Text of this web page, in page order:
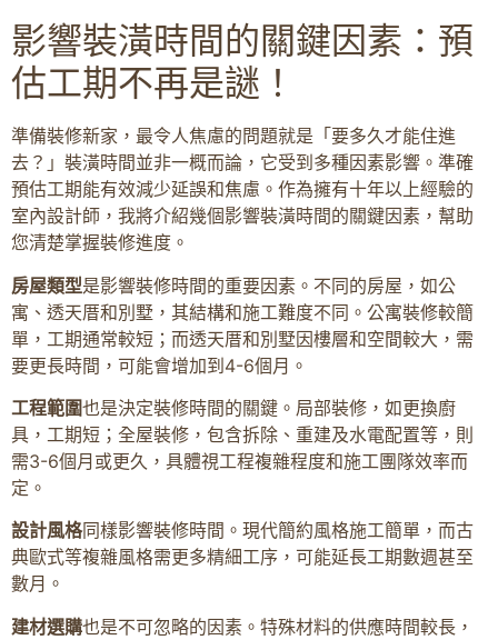
影響裝潢時間的關鍵因素：預
估工期不再是謎！
準備裝修新家，最令人焦慮的問題就是「要多久才能住進
去？」裝潢時間並非一概而論，它受到多種因素影響。準確
預估工期能有效減少延誤和焦慮。作為擁有十年以上經驗的
室內設計師，我將介紹幾個影響裝潢時間的關鍵因素，幫助
您清楚掌握裝修進度。
房屋類型是影響裝修時間的重要因素。不同的房屋，如公
寓、透天厝和別墅，其結構和施工難度不同。公寓裝修較簡
單，工期通常較短；而透天厝和別墅因樓層和空間較大，需
要更長時間，可能會增加到4-6個月。
工程範圍也是決定裝修時間的關鍵。局部裝修，如更換廚
具，工期短；全屋裝修，包含拆除、重建及水電配置等，則
需3-6個月或更久，具體視工程複雜程度和施工團隊效率而
定。
設計風格同樣影響裝修時間。現代簡約風格施工簡單，而古
典歐式等複雜風格需更多精細工序，可能延長工期數週甚至
數月。
建材選購也是不可忽略的因素。特殊材料的供應時間較長，